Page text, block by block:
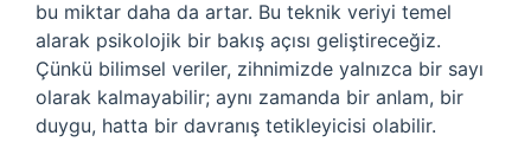
bu miktar daha da artar. Bu teknik veriyi temel
alarak psikolojik bir bakış açısı geliştireceğiz.
Çünkü bilimsel veriler, zihnimizde yalnızca bir sayı
olarak kalmayabilir; aynı zamanda bir anlam, bir
duygu, hatta bir davranış tetikleyicisi olabilir.